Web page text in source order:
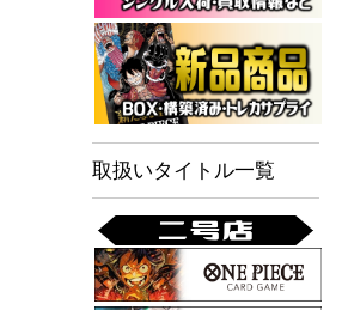
取扱いタイトル一覧